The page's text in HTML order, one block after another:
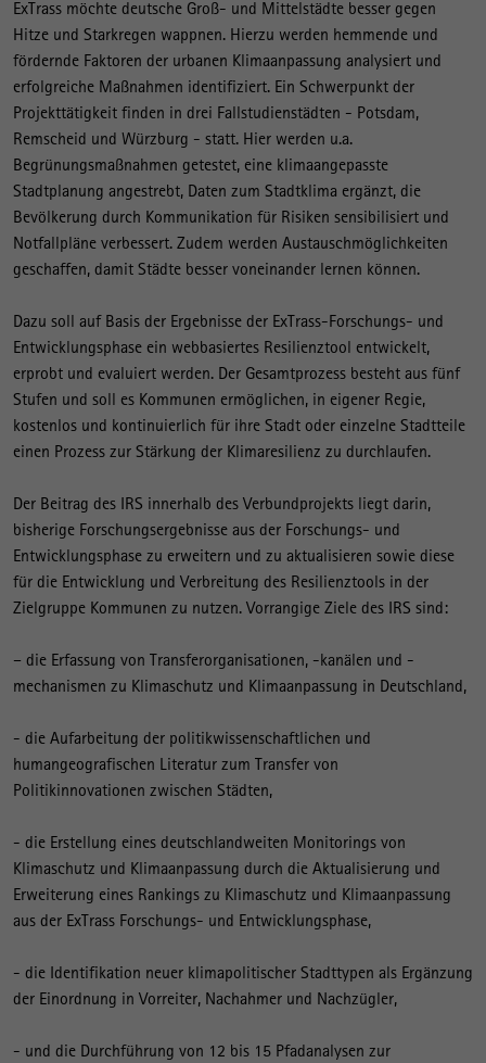
ExTrass möchte deutsche Groß- und Mittelstädte besser gegen
Hitze und Starkregen wappnen. Hierzu werden hemmende und
fördernde Faktoren der urbanen Klimaanpassung analysiert und
erfolgreiche Maßnahmen identifiziert. Ein Schwerpunkt der
Projekttätigkeit finden in drei Fallstudienstädten - Potsdam,
Remscheid und Würzburg - statt. Hier werden u.a.
Begrünungsmaßnahmen getestet, eine klimaangepasste
Stadtplanung angestrebt, Daten zum Stadtklima ergänzt, die
Bevölkerung durch Kommunikation für Risiken sensibilisiert und
Notfallpläne verbessert. Zudem werden Austauschmöglichkeiten
geschaffen, damit Städte besser voneinander lernen können.
Dazu soll auf Basis der Ergebnisse der ExTrass-Forschungs- und
Entwicklungsphase ein webbasiertes Resilienztool entwickelt,
erprobt und evaluiert werden. Der Gesamtprozess besteht aus fünf
Stufen und soll es Kommunen ermöglichen, in eigener Regie,
kostenlos und kontinuierlich für ihre Stadt oder einzelne Stadtteile
einen Prozess zur Stärkung der Klimaresilienz zu durchlaufen.
Der Beitrag des IRS innerhalb des Verbundprojekts liegt darin,
bisherige Forschungsergebnisse aus der Forschungs- und
Entwicklungsphase zu erweitern und zu aktualisieren sowie diese
für die Entwicklung und Verbreitung des Resilienztools in der
Zielgruppe Kommunen zu nutzen. Vorrangige Ziele des IRS sind:
– die Erfassung von Transferorganisationen, -kanälen und -
mechanismen zu Klimaschutz und Klimaanpassung in Deutschland,
- die Aufarbeitung der politikwissenschaftlichen und
humangeografischen Literatur zum Transfer von
Politikinnovationen zwischen Städten,
- die Erstellung eines deutschlandweiten Monitorings von
Klimaschutz und Klimaanpassung durch die Aktualisierung und
Erweiterung eines Rankings zu Klimaschutz und Klimaanpassung
aus der ExTrass Forschungs- und Entwicklungsphase,
- die Identifikation neuer klimapolitischer Stadttypen als Ergänzung
der Einordnung in Vorreiter, Nachahmer und Nachzügler,
- und die Durchführung von 12 bis 15 Pfadanalysen zur